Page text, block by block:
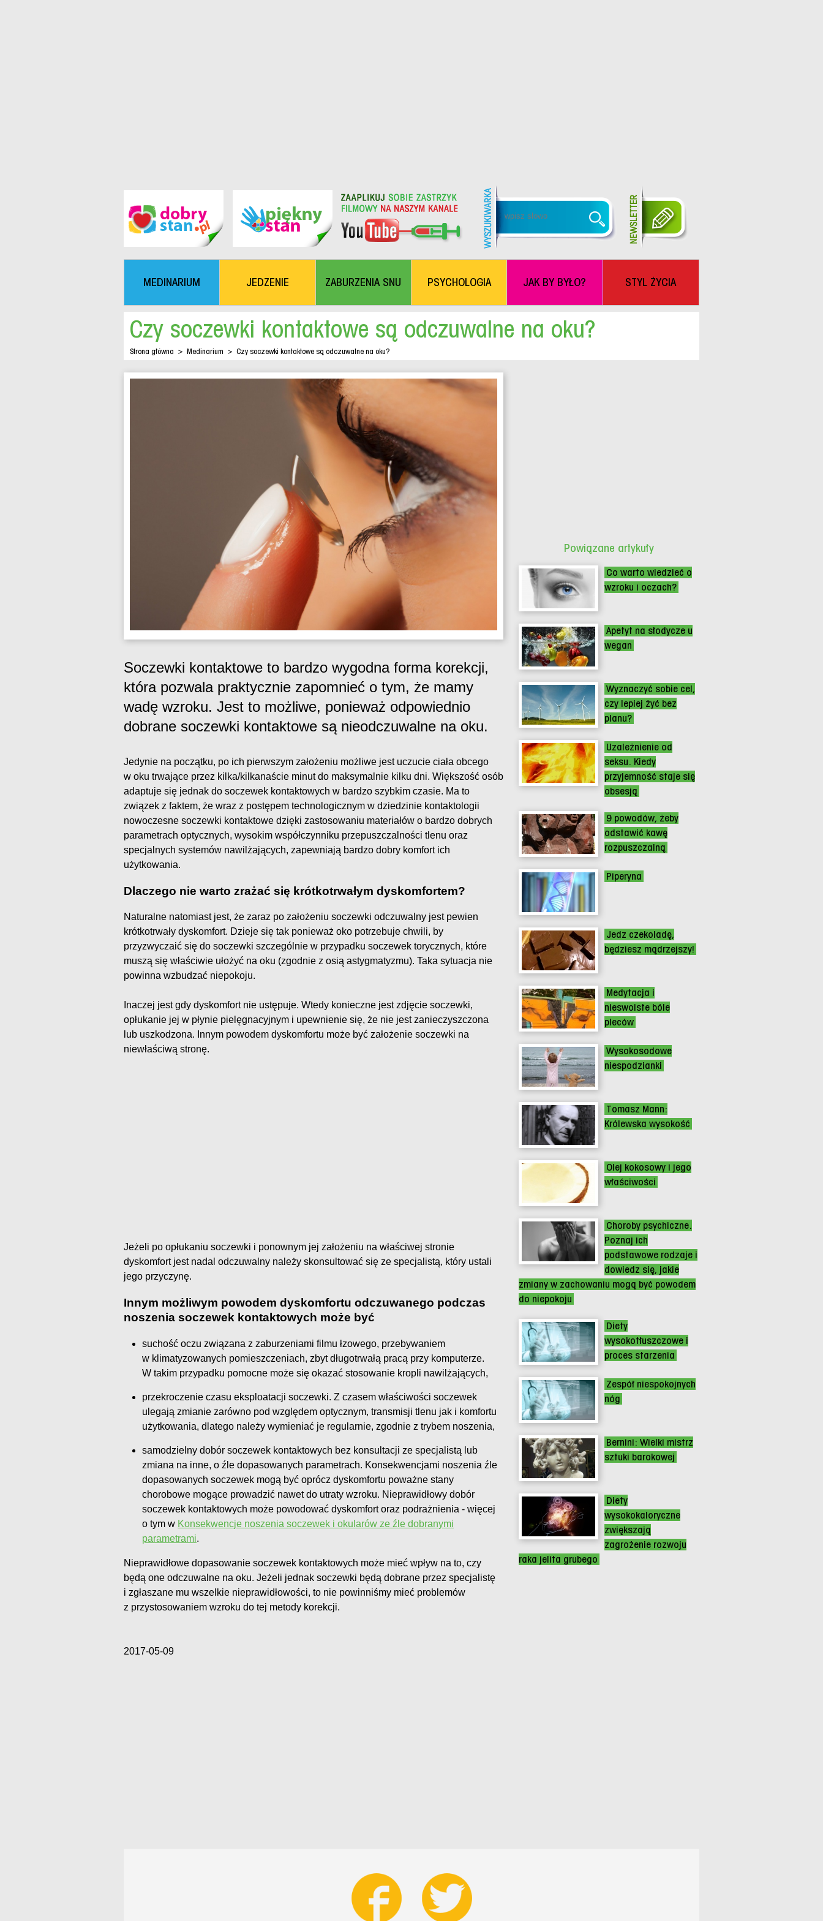
MEDINARIUM JEDZENIE ZABURZENIA SNU PSYCHOLOGIA JAK BY BYŁO? STYL ŻYCIA
Czy soczewki kontaktowe są odczuwalne na oku?
Strona główna > Medinarium > Czy soczewki kontaktowe są odczuwalne na oku?
Soczewki kontaktowe to bardzo wygodna forma korekcji,
która pozwala praktycznie zapomnieć o tym, że mamy
wadę wzroku. Jest to możliwe, ponieważ odpowiednio
dobrane soczewki kontaktowe są nieodczuwalne na oku.
Jedynie na początku, po ich pierwszym założeniu możliwe jest uczucie ciała obcego
w oku trwające przez kilka/kilkanaście minut do maksymalnie kilku dni. Większość osób
adaptuje się jednak do soczewek kontaktowych w bardzo szybkim czasie. Ma to
związek z faktem, że wraz z postępem technologicznym w dziedzinie kontaktologii
nowoczesne soczewki kontaktowe dzięki zastosowaniu materiałów o bardzo dobrych
parametrach optycznych, wysokim współczynniku przepuszczalności tlenu oraz
specjalnych systemów nawilżających, zapewniają bardzo dobry komfort ich
użytkowania.
Dlaczego nie warto zrażać się krótkotrwałym dyskomfortem?
Naturalne natomiast jest, że zaraz po założeniu soczewki odczuwalny jest pewien
krótkotrwały dyskomfort. Dzieje się tak ponieważ oko potrzebuje chwili, by
przyzwyczaić się do soczewki szczególnie w przypadku soczewek torycznych, które
muszą się właściwie ułożyć na oku (zgodnie z osią astygmatyzmu). Taka sytuacja nie
powinna wzbudzać niepokoju.
Inaczej jest gdy dyskomfort nie ustępuje. Wtedy konieczne jest zdjęcie soczewki,
opłukanie jej w płynie pielęgnacyjnym i upewnienie się, że nie jest zanieczyszczona
lub uszkodzona. Innym powodem dyskomfortu może być założenie soczewki na
niewłaściwą stronę.
Jeżeli po opłukaniu soczewki i ponownym jej założeniu na właściwej stronie
dyskomfort jest nadal odczuwalny należy skonsultować się ze specjalistą, który ustali
jego przyczynę.
Innym możliwym powodem dyskomfortu odczuwanego podczas
noszenia soczewek kontaktowych może być
suchość oczu związana z zaburzeniami filmu łzowego, przebywaniem
w klimatyzowanych pomieszczeniach, zbyt długotrwałą pracą przy komputerze.
W takim przypadku pomocne może się okazać stosowanie kropli nawilżających,
przekroczenie czasu eksploatacji soczewki. Z czasem właściwości soczewek
ulegają zmianie zarówno pod względem optycznym, transmisji tlenu jak i komfortu
użytkowania, dlatego należy wymieniać je regularnie, zgodnie z trybem noszenia,
samodzielny dobór soczewek kontaktowych bez konsultacji ze specjalistą lub
zmiana na inne, o źle dopasowanych parametrach. Konsekwencjami noszenia źle
dopasowanych soczewek mogą być oprócz dyskomfortu poważne stany
chorobowe mogące prowadzić nawet do utraty wzroku. Nieprawidłowy dobór
soczewek kontaktowych może powodować dyskomfort oraz podrażnienia - więcej
o tym w Konsekwencje noszenia soczewek i okularów ze źle dobranymi
parametrami.
Nieprawidłowe dopasowanie soczewek kontaktowych może mieć wpływ na to, czy
będą one odczuwalne na oku. Jeżeli jednak soczewki będą dobrane przez specjalistę
i zgłaszane mu wszelkie nieprawidłowości, to nie powinniśmy mieć problemów
z przystosowaniem wzroku do tej metody korekcji.
2017-05-09
Powiązane artykuły
Co warto wiedzieć o
wzroku i oczach?
Apetyt na słodycze u
wegan
Wyznaczyć sobie cel,
czy lepiej żyć bez
planu?
Uzależnienie od
seksu. Kiedy
przyjemność staje się
obsesją
9 powodów, żeby
odstawić kawę
rozpuszczalną
Piperyna
Jedz czekoladę,
będziesz mądrzejszy!
Medytacja i
nieswoiste bóle
pleców
Wysokosodowe
niespodzianki
Tomasz Mann:
Królewska wysokość
Olej kokosowy i jego
właściwości
Choroby psychiczne.
Poznaj ich
podstawowe rodzaje i
dowiedz się, jakie
zmiany w zachowaniu mogą być powodem
do niepokoju
Diety
wysokotłuszczowe i
proces starzenia
Zespół niespokojnych
nóg
Bernini: Wielki mistrz
sztuki barokowej
Diety
wysokokaloryczne
zwiększają
zagrożenie rozwoju
raka jelita grubego